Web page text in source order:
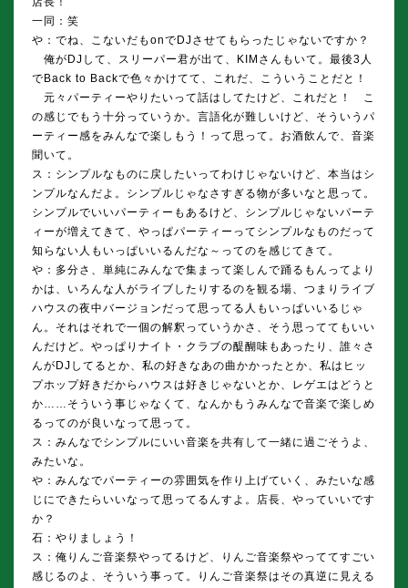
一同：笑
や：でね、こないだもonでDJさせてもらったじゃないですか？
俺がDJして、スリーパー君が出て、KIMさんもいて。最後3人
でBack to Backで色々かけてて、これだ、こういうことだと！
元々パーティーやりたいって話はしてたけど、これだと！ こ
の感じでもう十分っていうか。言語化が難しいけど、そういうパ
ーティー感をみんなで楽しもう！って思って。お酒飲んで、音楽
聞いて。
ス：シンプルなものに戻したいってわけじゃないけど、本当はシ
ンプルなんだよ。シンプルじゃなさすぎる物が多いなと思って。
シンプルでいいパーティーもあるけど、シンプルじゃないパーテ
ィーが増えてきて、やっぱパーティーってシンプルなものだって
知らない人もいっぱいいるんだな～ってのを感じてきて。
や：多分さ、単純にみんなで集まって楽しんで踊るもんってより
かは、いろんな人がライブしたりするのを観る場、つまりライブ
ハウスの夜中バージョンだって思ってる人もいっぱいいるじゃ
ん。それはそれで一個の解釈っていうかさ、そう思っててもいい
んだけど。やっぱりナイト・クラブの醍醐味もあったり、誰々さ
んがDJしてるとか、私の好きなあの曲かかったとか、私はヒッ
プホップ好きだからハウスは好きじゃないとか、レゲエはどうと
か……そういう事じゃなくて、なんかもうみんなで音楽で楽しめ
るってのが良いなって思って。
ス：みんなでシンプルにいい音楽を共有して一緒に過ごそうよ、
みたいな。
や：みんなでパーティーの雰囲気を作り上げていく、みたいな感
じにできたらいいなって思ってるんすよ。店長、やっていいです
か？
石：やりましょう！
ス：俺りんご音楽祭やってるけど、りんご音楽祭やっててすごい
感じるのよ、そういう事って。りんご音楽祭はその真逆に見える